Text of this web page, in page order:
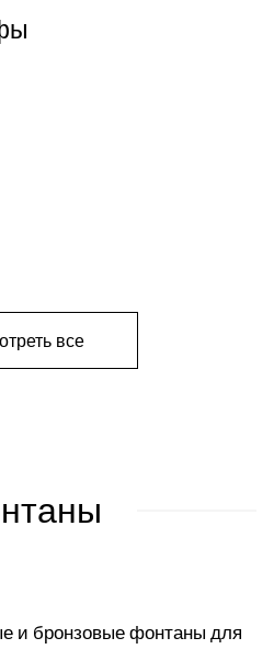
все
и бронзовые фонтаны для